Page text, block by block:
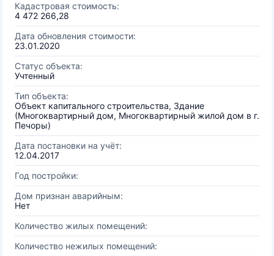
Кадастровая стоимость:
4 472 266,28
Дата обновления стоимости:
23.01.2020
Статус объекта:
Учтенный
Тип объекта:
Объект капитального строительства, Здание
(Многоквартирный дом, Многоквартирный жилой дом в г.
Печоры)
Дата постановки на учёт:
12.04.2017
Год постройки:
Дом признан аварийным:
Нет
Количество жилых помещений:
Количество нежилых помещений: